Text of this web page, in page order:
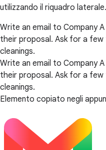
utilizzando il riquadro
Write an email to Company
their proposal. Ask for a
cleanings.
Write an email to Company
their proposal. Ask for a
cleanings.
Elemento copiato negli